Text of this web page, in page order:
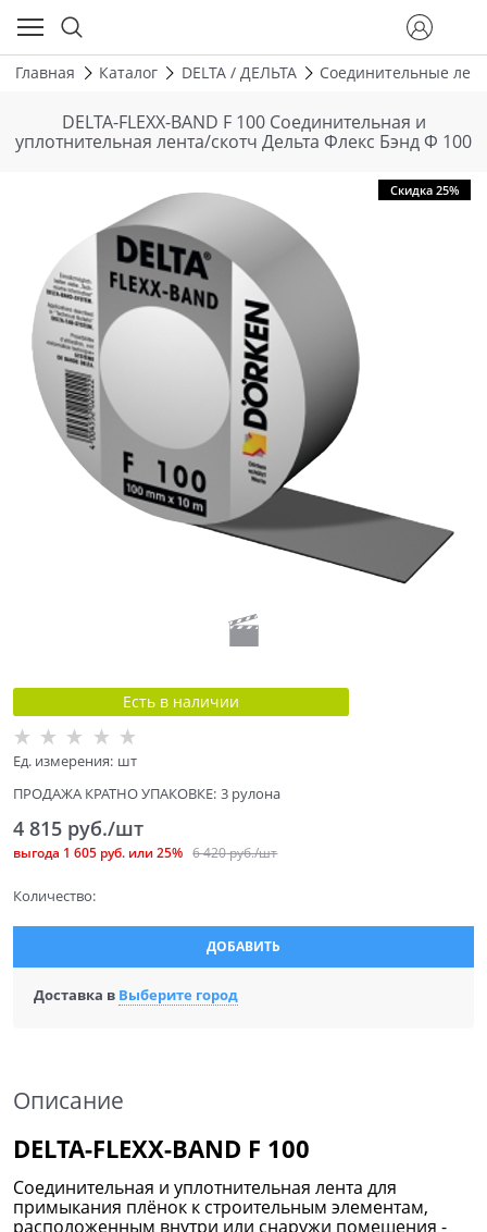
Главная Каталог DELTA / ДЕЛЬТА Соединительные
DELTA-FLEXX-BAND F 100 Соединительная и
уплотнительная лента/скотч Дельта Флекс Бэнд Ф 100
Скидка 25%
Есть в наличии
Ед. измерения: шт
ПРОДАЖА КРАТНО УПАКОВКЕ: 3 рулона
6 420 руб./шт
4 815 руб./шт
выгода 1 605 руб. или25%
Количество:
ДОБАВИТЬ
Доставка в Выберите город
Описание
DELTA-FLEXX-BAND F 100
Соединительная и уплотнительная лента для
примыкания плёнок к строительным элементам,
расположенным внутри или снаружи помещения -